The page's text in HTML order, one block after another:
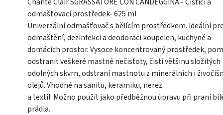
odmašťovací prostředek- 625 ml
Univerzální odmašťovač s bělícím prostředkem. Ideální
odmaštění, dezinfekci a deodoraci koupelen, kuchyně a
domácích prostor. Vysoce koncentrovaný prostředek,
odstranit veškeré mastné nečistoty, čistí většinu složitých
odolných skvrn, odstraní mastnotu z minerálních i
olejů. Vhodné na sanitu, keramiku, nerez
a textil. Možno použít jako předběžnou úpravu při praní
prádla.